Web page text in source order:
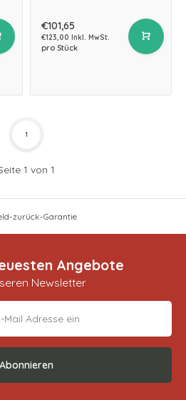
€101,65
€123,00 Inkl. MwSt.
pro Stück
1 von 1
1
zurück-Garantie
Angebote
Newsletter
Abonnieren